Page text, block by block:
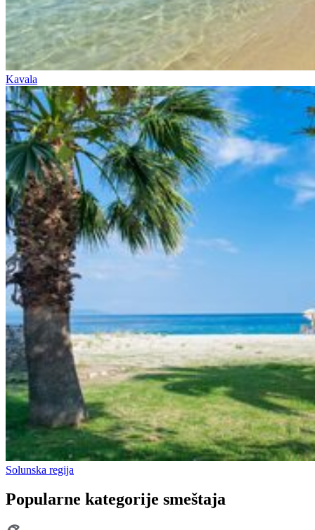
Kavala
Solunska regija
Popularne kategorije smeštaja